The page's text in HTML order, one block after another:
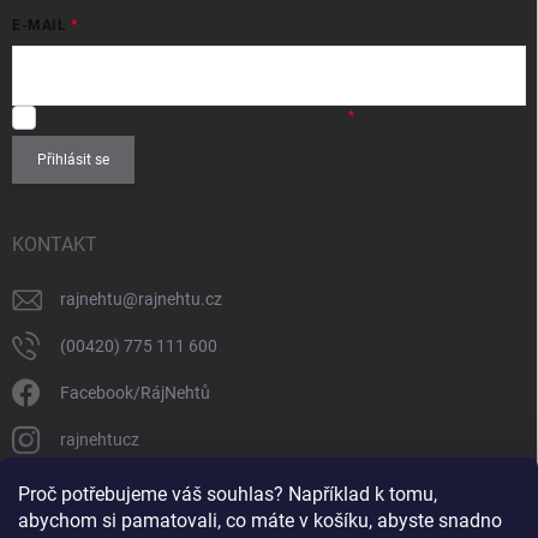
Proč potřebujeme váš souhlas? Například k tomu,
abychom si pamatovali, co máte v košíku, abyste snadno
E-MAIL
Přihlásit se
KONTAKT
rajnehtu@rajnehtu.cz
(00420) 775 111 600
Facebook/RájNehtů
rajnehtucz
https://www.youtube.com/@RajnehtuCzc